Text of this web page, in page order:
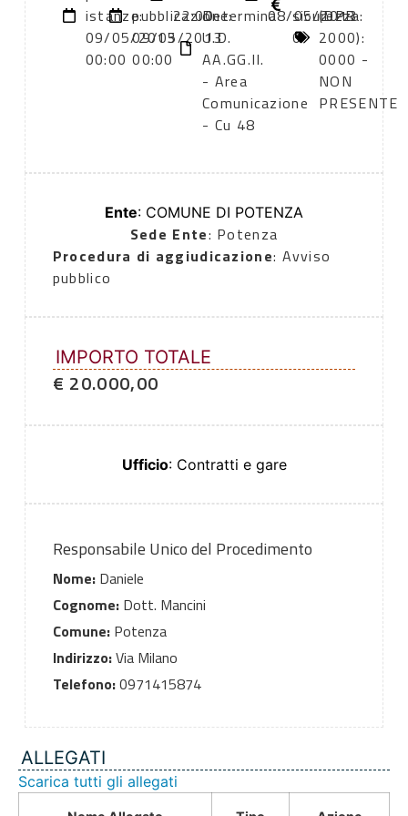
istanze:
09/05/2013
00:00
pubblicazione:
09/05/2013
00:00
22:00Determina
U.D.
AA.GG.II.
- Area
Comunicazione
- Cu 48
08/05/2013
sicurezza:
0
(DPR
2000):
0000 -
NON
PRESENTE
Ente: COMUNE DI POTENZA
Sede Ente: Potenza
Procedura di aggiudicazione: Avviso
pubblico
IMPORTO TOTALE
€ 20.000,00
Ufficio: Contratti e gare
Responsabile Unico del Procedimento
Nome:Daniele
Cognome:Dott. Mancini
Comune:Potenza
Indirizzo:Via Milano
Telefono:0971415874
ALLEGATI
Scarica tutti gli allegati